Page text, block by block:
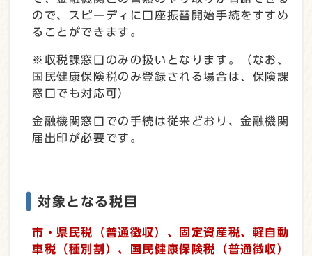
ので、スピーディに口座振替開始手続をすすめ
ることができます。
※収税課窓口のみの扱いとなります。（なお、
国民健康保険税のみ登録される場合は、保険課
窓口でも対応可）
金融機関窓口での手続は従来どおり、金融機関
届出印が必要です。
対象となる税目
市・県民税（普通徴収）、固定資産税、軽自動
車税（種別割） 、国民健康保険税（普通徴収）